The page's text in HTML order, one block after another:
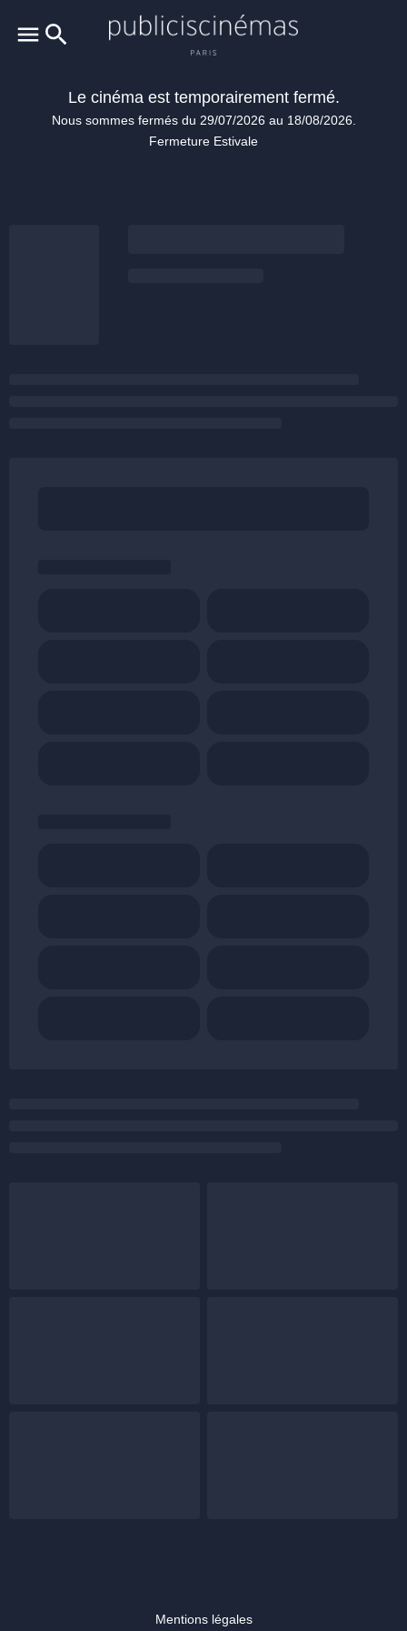
Le cinéma est temporairement fermé.
Nous sommes fermés du 29/07/2026 au 18/08/2026.
Fermeture Estivale
Mentions légales